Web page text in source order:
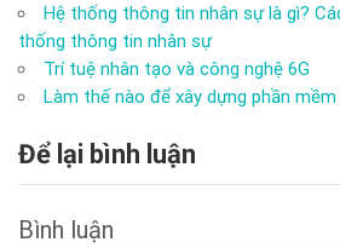
Hệ thống thông tin nhân sự là gì?
thống thông tin nhân sự
Trí tuệ nhân tạo và công nghệ 6G
Làm thế nào để xây dựng phần
Để lại bình luận
Bình luận